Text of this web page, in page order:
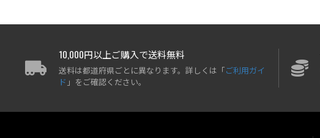
10,000円以上ご購入で送料無料
送料は都道府県ごとに異なります。詳しくは「ご利用ガイ
ド 」をご確認ください。